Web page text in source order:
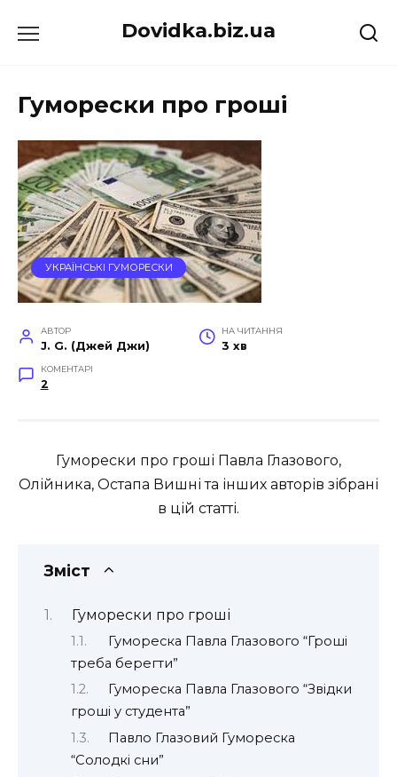
до
Dovidka.biz.ua
Гуморески про гроші
УКРАЇНСЬКІ ГУМОРЕСКИ
АВТОР
J. G. (Джей Джи)
НА ЧИТАННЯ
3 хв
КОМЕНТАРІ
2
Гуморески про гроші Павла Глазового,
Олійника, Остапа Вишні та інших авторів зібрані
в цій статті.
Зміст
Гуморески про гроші
Гумореска Павла Глазового “Гроші
треба берегти”
Гумореска Павла Глазового “Звідки
гроші у студента”
Павло Глазовий Гумореска
“Солодкі сни”